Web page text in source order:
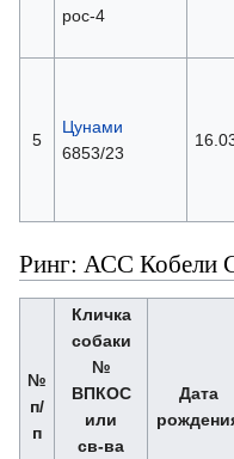
рос-4
5
Цунами
6853/23
Ринг: АСС Кобели
№
п/
п
Кличка
собаки
№
ВПКОС
или
св-ва
Дата